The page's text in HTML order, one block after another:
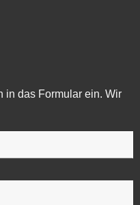
in das Formular ein. Wir